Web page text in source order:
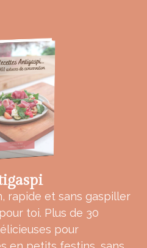
rapide et sans gaspiller
toi. Plus de 30
pour